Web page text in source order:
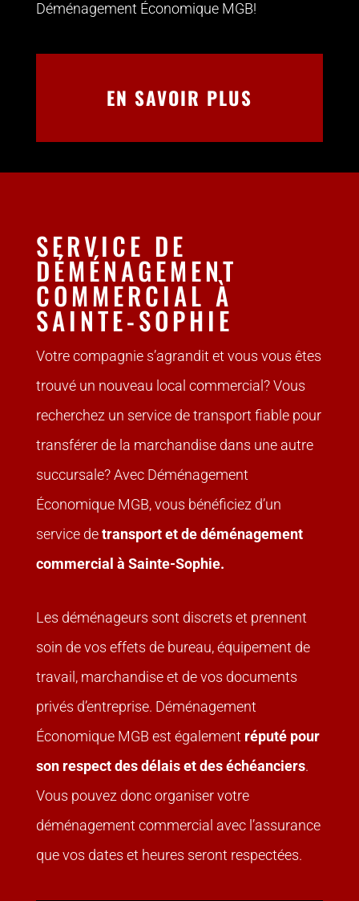
Déménagement Économique MGB!
EN SAVOIR PLUS
SERVICE DE
DÉMÉNAGEMENT
COMMERCIAL À
SAINTE-SOPHIE
Votre compagnie s’agrandit et vous vous êtes
trouvé un nouveau local commercial? Vous
recherchez un service de transport fiable pour
transférer de la marchandise dans une autre
succursale? Avec Déménagement
Économique MGB, vous bénéficiez d’un
service detransport et de déménagement
commercial à Sainte-Sophie.
Les déménageurs sont discrets et prennent
soin de vos effets de bureau, équipement de
travail, marchandise et de vos documents
privés d’entreprise. Déménagement
Économique MGB est également réputé pour
son respect des délais et des échéanciers.
Vous pouvez donc organiser votre
déménagement commercial avec l’assurance
que vos dates et heures seront respectées.